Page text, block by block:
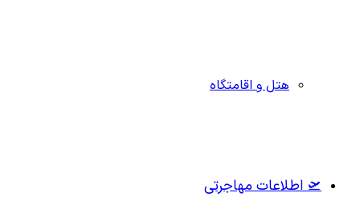
هتل و اقامتگاه
🛫 اطلاعات مهاجرتی